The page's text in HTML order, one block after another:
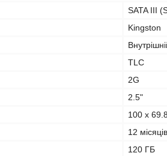
SATA III
Kingston
TLC
2G
2.5"
100 х
12 місяців
120 ГБ